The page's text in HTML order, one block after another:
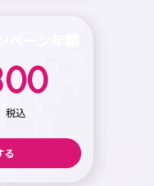
ーン年額
3,300
と
る
税込